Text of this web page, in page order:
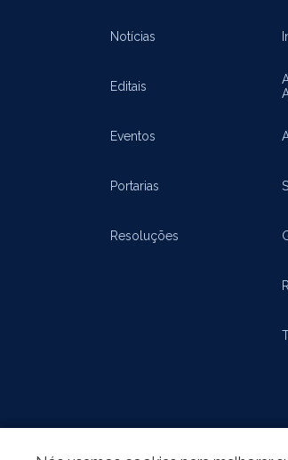
Notícias
Editais
Eventos
Portarias
Resoluções